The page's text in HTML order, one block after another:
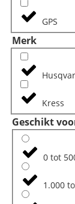
GPS
Merk
Kress
Geschikt
0 tot
1.000